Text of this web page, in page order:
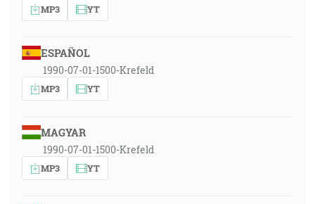
MP3 YT
ESPAÑOL
1990-07-01-1500-Krefeld
MP3 YT
MAGYAR
1990-07-01-1500-Krefeld
MP3 YT